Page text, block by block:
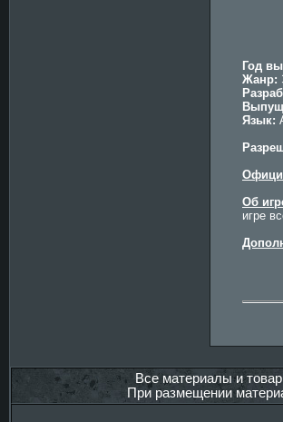
Год
Жанр:
Язык:
Об
игре
Все материалы и
При размещении